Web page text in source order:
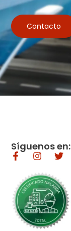
Contacto
Síguenos en: